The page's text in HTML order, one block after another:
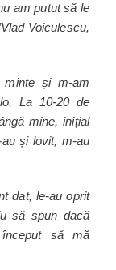
am putut să le
Voiculescu,
și m-am
La 10-20 de
mine, inițial
și lovit, m-au
dat, le-au oprit
să spun dacă
să mă